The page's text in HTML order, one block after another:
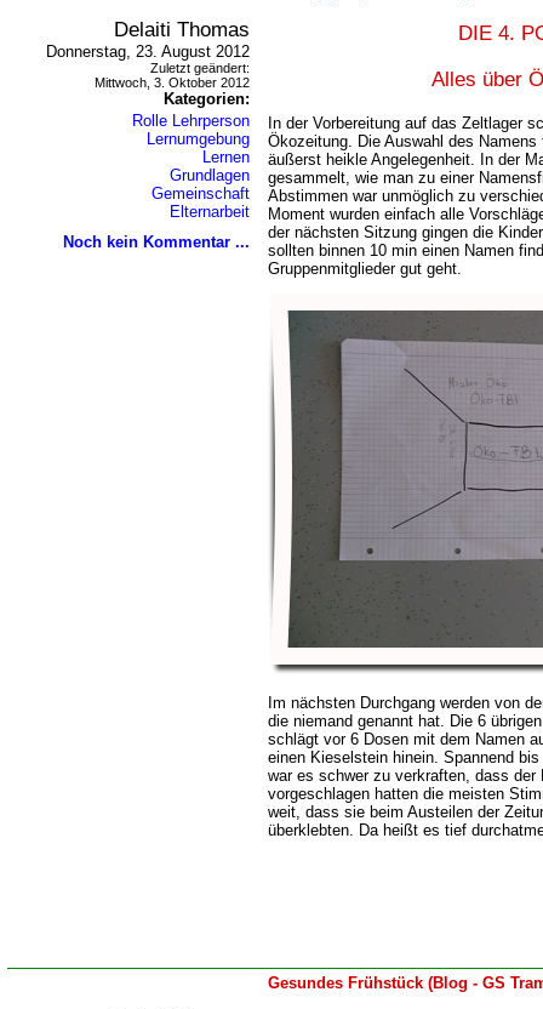
Delaiti Thomas
Donnerstag, 23. August 2012
Zuletzt geändert:
Mittwoch, 3. Oktober 2012
Kategorien:
Rolle Lehrperson
Lernumgebung
Lernen
Grundlagen
Gemeinschaft
Elternarbeit
Noch kein Kommentar ...
DIE 4.
Alles über
In der Vorbereitung auf das Zeltlager
Ökozeitung. Die Auswahl des
äußerst heikle Angelegenheit. In der
gesammelt, wie man zu einer
Abstimmen war unmöglich zu
Moment wurden einfach alle
der nächsten Sitzung gingen die
sollten binnen 10 min einen Namen
Gruppenmitglieder gut geht.
Im nächsten Durchgang werden von
die niemand genannt hat. Die 6
schlägt vor 6 Dosen mit dem Namen
einen Kieselstein hinein. Spannend
war es schwer zu verkraften, dass der
vorgeschlagen hatten die meisten
weit, dass sie beim Austeilen der
überklebten. Da heißt es tief
Gesundes Frühstück (Blog - GS